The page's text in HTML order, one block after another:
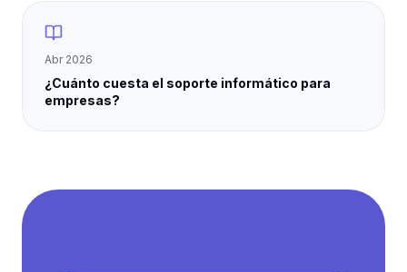
Abr 2026
¿Cuánto cuesta el soporte informático para
empresas?